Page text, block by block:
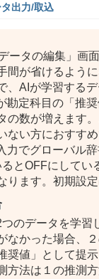
出力/取込
ータの編集」画
間が省けるよう
、AIが学習する
勘定科目の「推
の数が増えます
ない方におすすめ
力でグローバル
とOFFにしてい
ります。初期設定
のデータを学習
なかった場合、
奨値」として提
方法は１の推測